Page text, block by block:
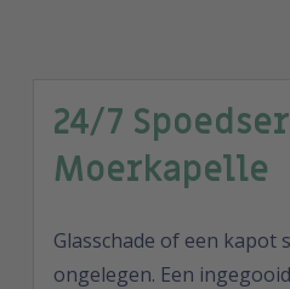
24/7
Moerkapelle
Glasschade of een kapot
ongelegen. Een